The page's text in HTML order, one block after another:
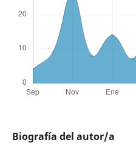
Biografía del autor/a